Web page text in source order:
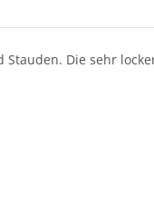
Die sehr